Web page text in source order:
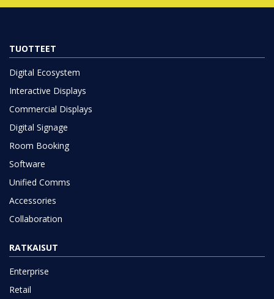
TUOTTEET
Digital Ecosystem
Interactive Displays
Commercial Displays
Digital Signage
Room Booking
Software
Unified Comms
Accessories
Collaboration
RATKAISUT
Enterprise
Retail